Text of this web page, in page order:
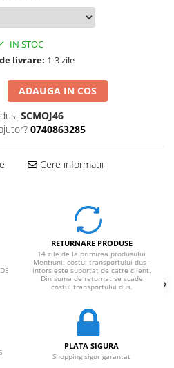
IN STOC
livrare: 1-3 zile
ADAUGA IN COS
SCMOJ46
0740863285
Cere informatii
RETURNARE PRODUSE
14 zile de la primirea produsului
Mentiuni: costul transportului dus -
intors este suportat de catre client.
Din suma de returnat se scade
costul transportului dus.
PLATA SIGURA
Shopping sigur garantat